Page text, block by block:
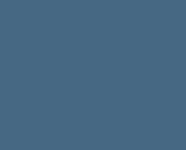
Spaudos